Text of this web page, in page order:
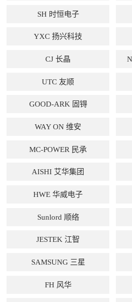
SH 时恒电子
YXC 扬兴科技
CJ 长晶
UTC 友顺
GOOD-ARK 固锝
WAY ON 维安
MC-POWER 民承
AISHI 艾华集团
HWE 华威电子
Sunlord 顺络
JESTEK 江智
SAMSUNG 三星
FH 风华